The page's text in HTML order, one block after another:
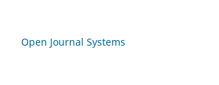
Open Journal Systems